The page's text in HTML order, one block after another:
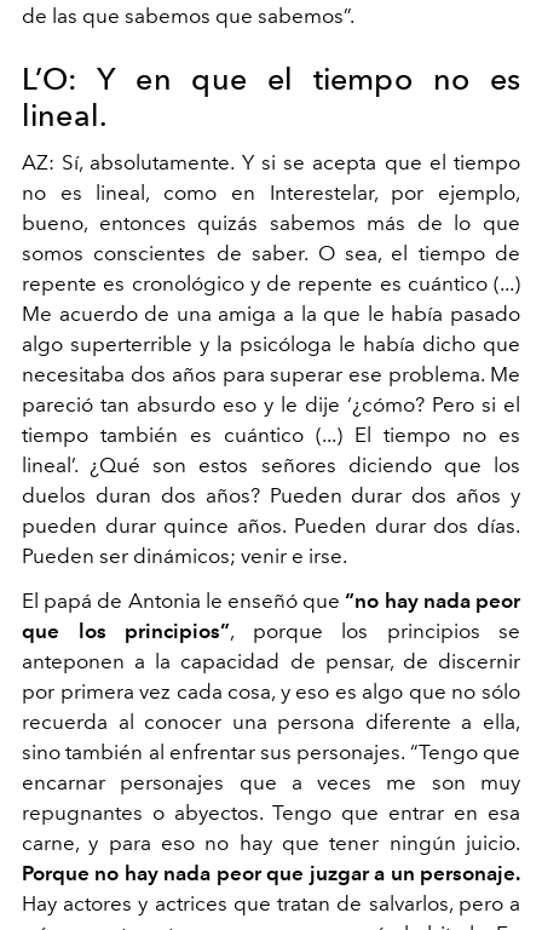
de las que sabemos que sabemos”.
L’O: Y en que el tiempo no es
lineal.
AZ: Sí, absolutamente. Y si se acepta que el tiempo
no es lineal, como en Interestelar, por ejemplo,
bueno, entonces quizás sabemos más de lo que
somos conscientes de saber. O sea, el tiempo de
repente es cronológico y de repente es cuántico (...)
Me acuerdo de una amiga a la que le había pasado
algo superterrible y la psicóloga le había dicho que
necesitaba dos años para superar ese problema. Me
pareció tan absurdo eso y le dije ‘¿cómo? Pero si el
tiempo también es cuántico (...) El tiempo no es
lineal’. ¿Qué son estos señores diciendo que los
duelos duran dos años? Pueden durar dos años y
pueden durar quince años. Pueden durar dos días.
Pueden ser dinámicos; venir e irse.
El papá de Antonia le enseñó que “no hay nada peor
que los principios”, porque los principios se
anteponen a la capacidad de pensar, de discernir
por primera vez cada cosa, y eso es algo que no sólo
recuerda al conocer una persona diferente a ella,
sino también al enfrentar sus personajes. “Tengo que
encarnar personajes que a veces me son muy
repugnantes o abyectos. Tengo que entrar en esa
carne, y para eso no hay que tener ningún juicio.
Porque no hay nada peor que juzgar a un personaje.
Hay actores y actrices que tratan de salvarlos, pero a